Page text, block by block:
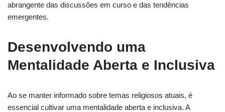
abrangente das discussões em curso e das tendências
emergentes.
Desenvolvendo uma
Mentalidade Aberta e Inclusiva
Ao se manter informado sobre temas religiosos atuais, é
essencial cultivar uma mentalidade aberta e inclusiva. A